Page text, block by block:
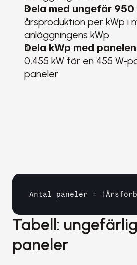
Dela med ungefär 950
årsproduktion per kWp i
anläggningens kWp
Dela kWp med
0,455 kW för en 455 W-
paneler
Antal paneler = (
Tabell:
paneler